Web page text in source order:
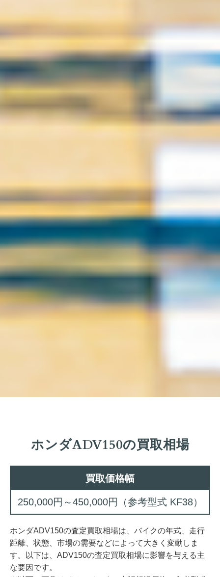
ホンダADV150の買取相場
買取価格幅
250,000円～450,000円（参考型式 KF38）
ホンダADV150の査定買取相場は、バイクの年式、走行
距離、状態、市場の需要などによって大きく変動しま
す。以下は、ADV150の査定買取相場に影響を与える主
な要因です。